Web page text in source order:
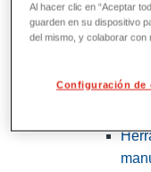
Al hacer clic en “Aceptar
guarden en su dispositivo
del mismo, y colaborar con
Configuración de